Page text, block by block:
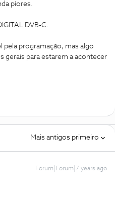
piores.
DVB-C.
pela programação, mas algo
gerais para estarem a acontecer
Mais antigos primeiro
Forum|Forum|7 years ago